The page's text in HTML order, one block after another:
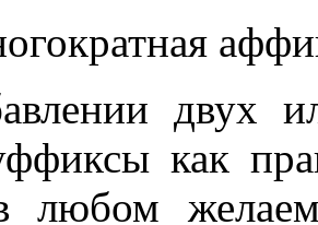
двух
как
любом